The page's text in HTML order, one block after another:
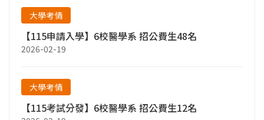
大學考情
【115申請入學】6校醫學系 招公費生48名
2026-02-19
大學考情
【115考試分發】6校醫學系 招公費生12名